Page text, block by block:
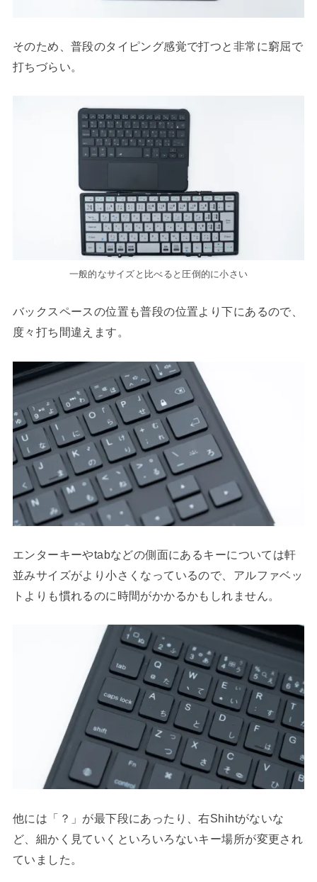
そのため、普段のタイピング感覚で打つと非常に窮屈で
打ちづらい。
一般的なサイズと比べると圧倒的に小さい
バックスペースの位置も普段の位置より下にあるので、
度々打ち間違えます。
エンターキーやtabなどの側面にあるキーについては軒
並みサイズがより小さくなっているので、アルファベッ
トよりも慣れるのに時間がかかるかもしれません。
他には「？」が最下段にあったり、右Shihtがないな
ど、細かく見ていくといろいろないキー場所が変更され
ていました。